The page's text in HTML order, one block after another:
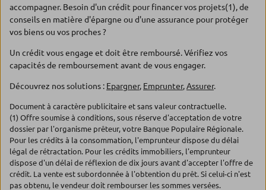
accompagner. Besoin d'un crédit pour financer vos projets(1), de
conseils en matière d'épargne ou d'une assurance pour protéger
vos biens ou vos proches ?
Un crédit vous engage et doit être remboursé. Vérifiez vos
capacités de remboursement avant de vous engager.
Découvrez nos solutions : Epargner, Emprunter,Assurer.
Document à caractère publicitaire et sans valeur contractuelle.
(1) Offre soumise à conditions, sous réserve d'acceptation de votre
dossier par l'organisme prêteur, votre Banque Populaire Régionale.
Pour les crédits à la consommation, l'emprunteur dispose du délai
légal de rétractation. Pour les crédits immobiliers, l'emprunteur
dispose d'un délai de réflexion de dix jours avant d'accepter l'offre de
crédit. La vente est subordonnée à l'obtention du prêt. Si celui-ci n'est
pas obtenu, le vendeur doit rembourser les sommes versées.